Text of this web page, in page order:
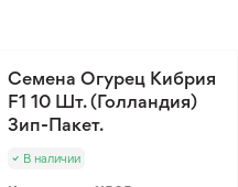
Семена Огурец Кибрия
F1 10 Шт. (Голландия)
Зип-Пакет.
В наличии